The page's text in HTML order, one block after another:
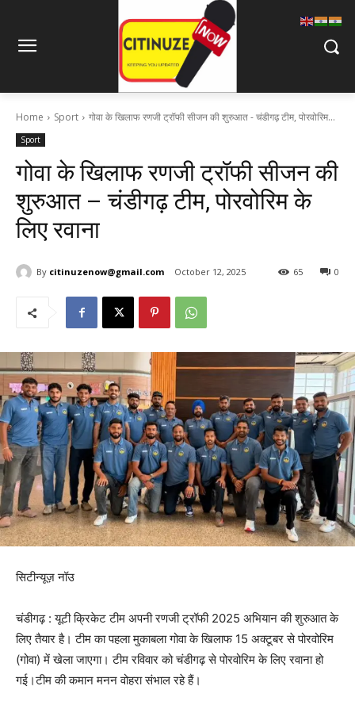
Home Sport गोवा के खिलाफ रणजी ट्रॉफी सीजन की शुरुआत - चंडीगढ़ टीम, पोरवोरिम...
Sport
गोवा के खिलाफ रणजी ट्रॉफी सीजन की
शुरुआत – चंडीगढ़ टीम, पोरवोरिम के
लिए रवाना
By citinuzenow@gmail.com October 12, 2025 0
65
सिटीन्यूज़ नॉउ
चंडीगढ़ : यूटी क्रिकेट टीम अपनी रणजी ट्रॉफी 2025 अभियान की शुरुआत के
लिए तैयार है। टीम का पहला मुकाबला गोवा के खिलाफ 15 अक्टूबर से पोरवोरिम
(गोवा) में खेला जाएगा। टीम रविवार को चंडीगढ़ से पोरवोरिम के लिए रवाना हो
गई।टीम की कमान मनन वोहरा संभाल रहे हैं।